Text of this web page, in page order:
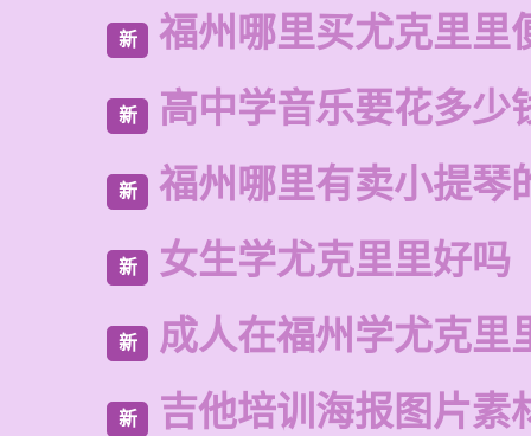
新 福州哪里买尤克里里
新 高中学音乐要花多少
新 福州哪里有卖小提琴
新 女生学尤克里里好吗
新 成人在福州学尤克里
新 吉他培训海报图片素